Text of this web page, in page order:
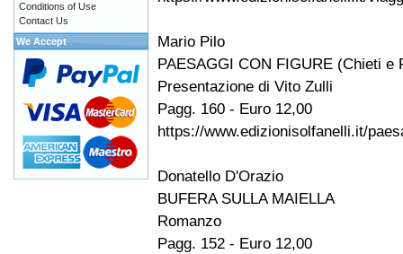
Mario Pilo
PAESAGGI CON FIGURE (Chieti e
Presentazione di Vito Zulli
Pagg. 160 - Euro 12,00
https://www.edizionisolfanelli.it/
Donatello D'Orazio
BUFERA SULLA MAIELLA
Romanzo
Pagg. 152 - Euro 12,00
Conditions of Use
Contact Us
We Accept